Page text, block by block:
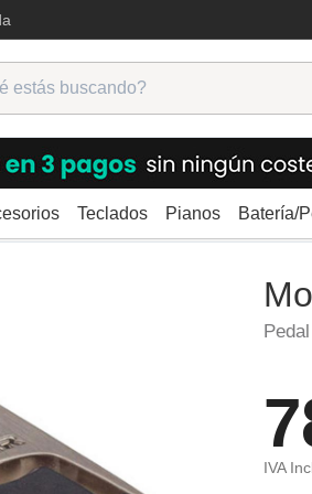
Teclados Pianos Batería/
Volumen/Expresión Mooer Leveline
IVA